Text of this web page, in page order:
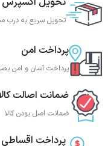
تحویل سریع به درب
پرداخت امن
پرداخت آسان و امن
ضمانت اصالت
ضمانت اصل بودن کالا
پرداخت اقساطی